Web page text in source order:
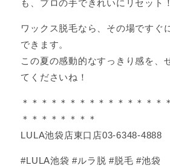
も、プロの手できれいにリセット！
ワックス脱毛なら、その場ですぐ
できます。
この夏の感動的なすっきり感を、
てくださいね！
＊＊＊＊＊＊＊＊＊＊＊＊＊＊＊
＊＊＊＊＊＊＊＊
LULA池袋店東口店03-6348-4888
#LULA池袋 #ルラ脱 #脱毛 #池袋